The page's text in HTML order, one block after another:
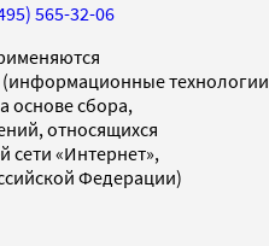
565-32-06
технологии
основе сбора,
относящихся
сети «Интернет»,
Федерации)